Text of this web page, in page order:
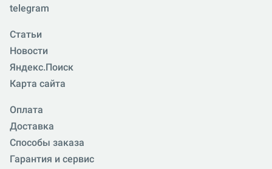
telegram
Статьи
Новости
Яндекс.Поиск
Карта сайта
Оплата
Доставка
Способы заказа
Гарантия и сервис